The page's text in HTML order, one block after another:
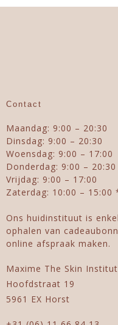
Contact
Maandag: 9:00 – 20:30
Dinsdag: 9:00 – 20:30
Woensdag: 9:00 – 17:00
Donderdag: 9:00 – 20:30
Vrijdag: 9:00 – 17:00
Zaterdag: 10:00 – 15:00
Ons huidinstituut is
ophalen van
online afspraak maken.
Maxime The Skin
Hoofdstraat 19
5961 EX Horst